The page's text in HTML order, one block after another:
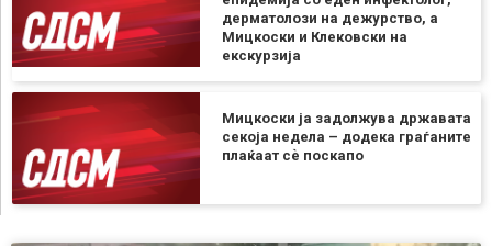
дерматолози на дежурство, а
Мицкоски и Клековски на
екскурзија
Мицкоски ја задолжува државата
секоја недела – додека граѓаните
плаќаат сѐ поскапо